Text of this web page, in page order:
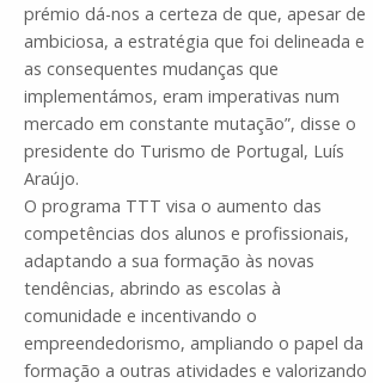
prémio dá-nos a certeza de que, apesar de
ambiciosa, a estratégia que foi delineada e
as consequentes mudanças que
implementámos, eram imperativas num
mercado em constante mutação”, disse o
presidente do Turismo de Portugal, Luís
Araújo.
O programa TTT visa o aumento das
competências dos alunos e profissionais,
adaptando a sua formação às novas
tendências, abrindo as escolas à
comunidade e incentivando o
empreendedorismo, ampliando o papel da
formação a outras atividades e valorizando